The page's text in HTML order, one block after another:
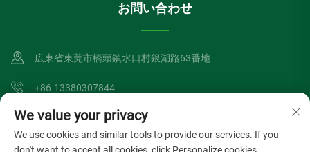
お問い合わせ
広東省東莞市橋頭鎮水口村銀湖路63番地
+86-13380307844
[email protected]
We value your privacy
We use cookies and similar tools to provide our services. If you